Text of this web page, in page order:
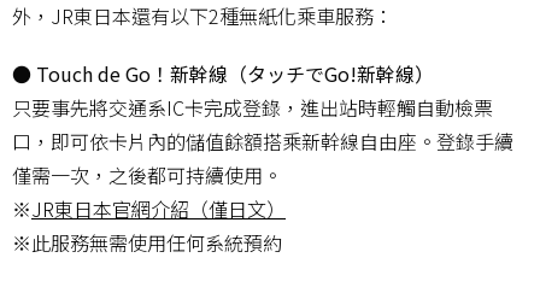
外，JR東日本還有以下2種無紙化乘車服務：
● Touch de Go！新幹線（タッチでGo!新幹線）
只要事先將交通系IC卡完成登錄，進出站時輕觸自動檢票
口，即可依卡片內的儲值餘額搭乘新幹線自由座。登錄手續
僅需一次，之後都可持續使用。
※JR東日本官網介紹（僅日文）
※此服務無需使用任何系統預約